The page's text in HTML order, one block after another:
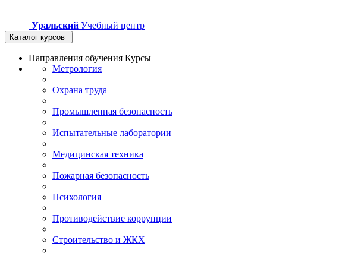
Уральский Учебный центр
Каталог курсов
Направления обучения Курсы
Метрология
Охрана труда
Промышленная безопасность
Испытательные лаборатории
Медицинская техника
Пожарная безопасность
Психология
Противодействие коррупции
Строительство и ЖКХ